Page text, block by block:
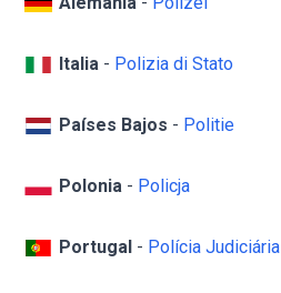
Italia - Polizia di Stato
Países Bajos - Politie
Polonia - Policja
Portugal - Polícia Judiciária